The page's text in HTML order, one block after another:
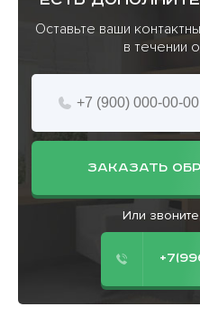
Оставьте ваши
в течении
ЗАКАЗАТЬ
Или